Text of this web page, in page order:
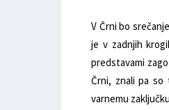
V Črni bo
je v zadnjih
predstavami
Črni, znali pa so
varnemu